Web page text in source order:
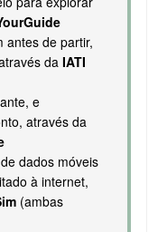
antes de partir,
da IATI
e
através da
dados móveis
à internet,
(ambas